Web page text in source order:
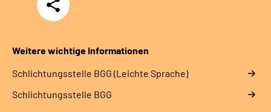
Teilen
Weitere wichtige Informationen
Schlich­tungs­stel­le BGG (Leichte Sprache)
Schlich­tungs­stel­le BGG